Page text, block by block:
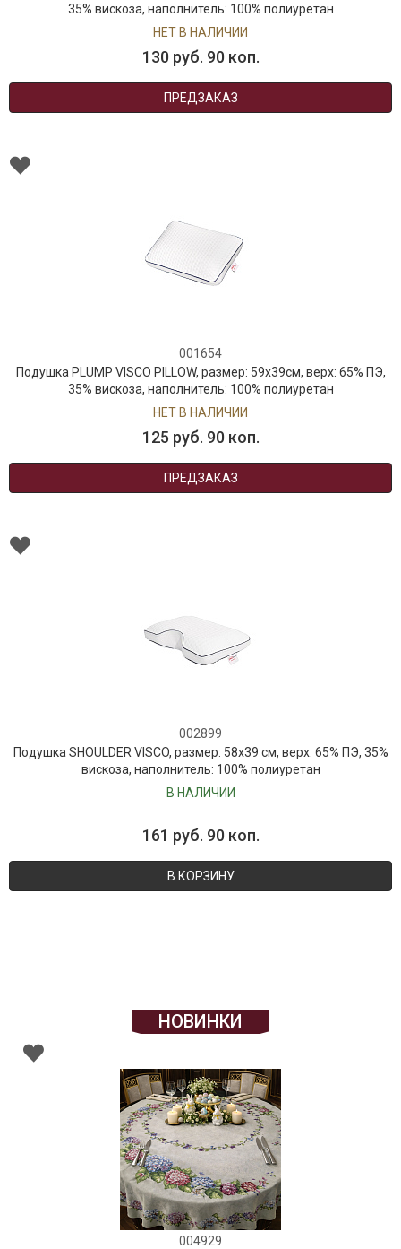
35% вискоза, наполнитель: 100% полиуретан
НЕТ В НАЛИЧИИ
130 руб. 90 коп.
ПРЕДЗАКАЗ
001654
Подушка PLUMP VISCO PILLOW, размер: 59x39см, верх: 65% ПЭ,
35% вискоза, наполнитель: 100% полиуретан
НЕТ В НАЛИЧИИ
125 руб. 90 коп.
ПРЕДЗАКАЗ
002899
Подушка SHOULDER VISCO, размер: 58x39 см, верх: 65% ПЭ, 35%
вискоза, наполнитель: 100% полиуретан
В НАЛИЧИИ
161 руб. 90 коп.
В КОРЗИНУ
НОВИНКИ
004929